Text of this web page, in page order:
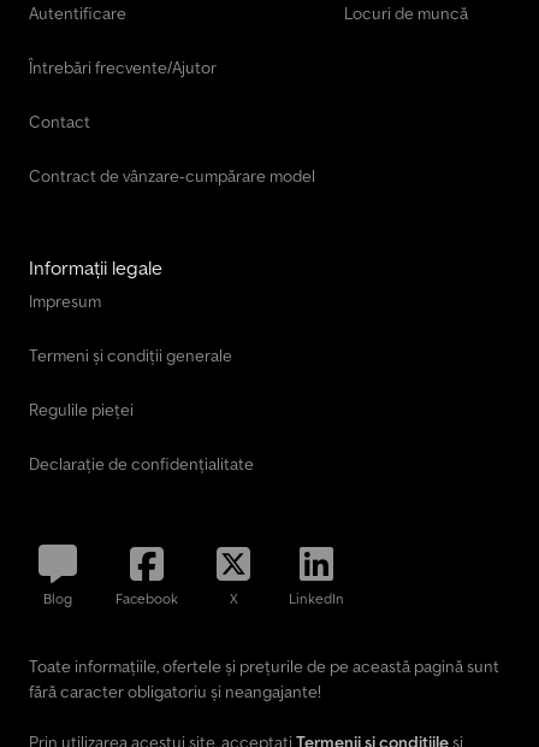
Autentificare
Întrebări frecvente/Ajutor
Contact
Contract de vânzare-cumpărare model
Locuri de muncă
Informații legale
Impresum
Termeni și condiții generale
Regulile pieței
Declarație de confidențialitate
Blog Facebook X LinkedIn
Toate informațiile, ofertele și prețurile de pe această pagină sunt
fără caracter obligatoriu și neangajante!
Prin utilizarea acestui site, acceptați Termenii și condițiileși